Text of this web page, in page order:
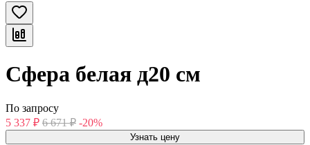
Сфера белая д20 см
По запросу
5 337 ₽ 6 671 ₽ -20%
Узнать цену